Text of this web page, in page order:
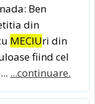
Ben
din
MECIUri din
fiind cel
...continuare.